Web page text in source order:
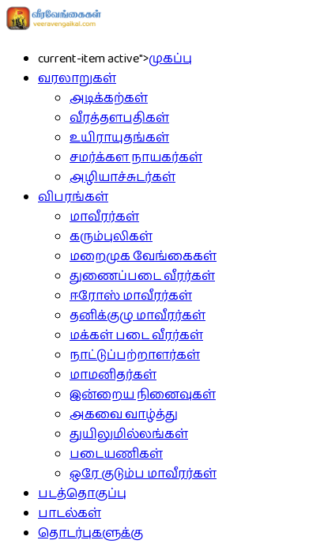
current-item active">முகப்பு
வரலாறுகள்
அடிக்கற்கள்
வீரத்தளபதிகள்
உயிராயுதங்கள்
சமர்க்கள நாயகர்கள்
அழியாச்சுடர்கள்
விபரங்கள்
மாவீரர்கள்
கரும்புலிகள்
மறைமுக வேங்கைகள்
துணைப்படை வீரர்கள்
ஈரோஸ் மாவீரர்கள்
தனிக்குழு மாவீரர்கள்
மக்கள் படை வீரர்கள்
நாட்டுப்பற்றாளர்கள்
மாமனிதர்கள்
இன்றைய நினைவுகள்
அகவை வாழ்த்து
துயிலுமில்லங்கள்
படையணிகள்
ஒரே குடும்ப மாவீரர்கள்
படத்தொகுப்பு
பாடல்கள்
தொடர்புகளுக்கு